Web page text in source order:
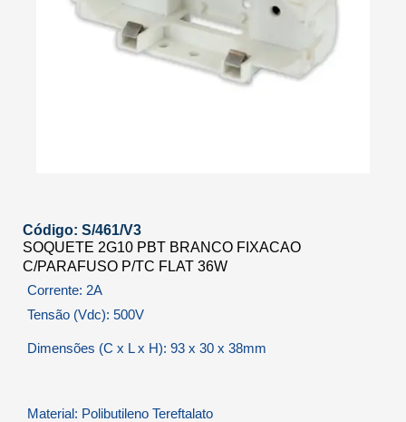
Código: S/461/V3
SOQUETE 2G10 PBT BRANCO FIXACAO
C/PARAFUSO P/TC FLAT 36W
Corrente: 2A
Tensão (Vdc): 500V
Dimensões (C x L x H): 93 x 30 x 38mm
Material: Polibutileno Tereftalato